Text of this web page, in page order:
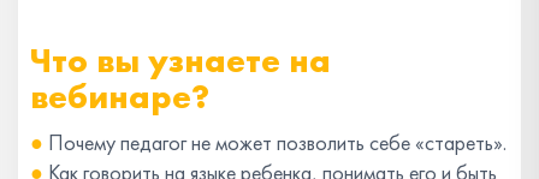
Что вы узнаете на
вебинаре?
● Почему педагог не может позволить себе «стареть».
● Как говорить на языке ребенка, понимать его и быть